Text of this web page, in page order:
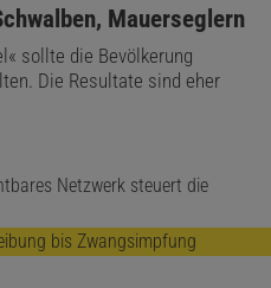
Mauerseglern
sollte die Bevölkerung
Die Resultate sind eher
Netzwerk steuert die
bis Zwangsimpfung